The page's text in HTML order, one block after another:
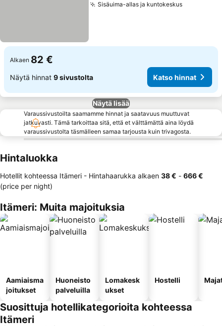
Sisäuima-allas ja kuntokeskus
Alkaen 82 €
Näytä hinnat 9 sivustolta Katso hinnat
Näytä lisää
Varaussivustoilta saamamme hinnat ja saatavuus muuttuvat
jatkuvasti. Tämä tarkoittaa sitä, että et välttämättä aina löydä
varaussivustolta täsmälleen samaa tarjousta kuin trivagosta.
Hintaluokka
Hotellit kohteessa Itämeri - Hintahaarukka alkaen ‎38 € - ‎666 €
(price per night)
Itämeri: Muita majoituksia
Aamiaisma
joitukset
Huoneisto
palveluilla
Lomakesk
ukset
Hostelli
Suosittuja hotellikategorioita kohteessa
Itämeri